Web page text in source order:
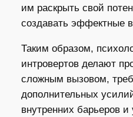
им раскрыть свой
создавать эффектные
Таким образом,
интровертов делают
сложным вызовом,
дополнительных
внутренних барьеров